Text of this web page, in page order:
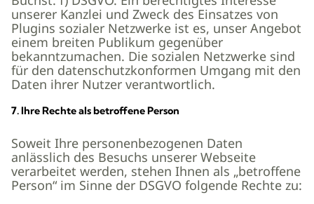
unserer Kanzlei und Zweck des Einsatzes von
Plugins sozialer Netzwerke ist es, unser Angebot
einem breiten Publikum gegenüber
bekanntzumachen. Die sozialen Netzwerke sind
für den datenschutzkonformen Umgang mit den
Daten ihrer Nutzer verantwortlich.
7. Ihre Rechte als betroffene Person
Soweit Ihre personenbezogenen Daten
anlässlich des Besuchs unserer Webseite
verarbeitet werden, stehen Ihnen als „betroffene
Person“ im Sinne der DSGVO folgende Rechte zu: